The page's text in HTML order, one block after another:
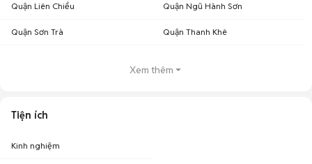
Quận Liên Chiểu Quận Ngũ Hành Sơn
Quận Sơn Trà Quận Thanh Khê
Xem thêm
Tiện ích
Kinh nghiệm